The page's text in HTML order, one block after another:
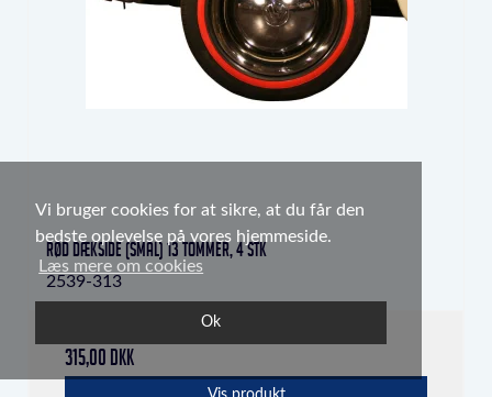
Vi bruger cookies for at sikre, at du får den
bedste oplevelse på vores hjemmeside.
Læs mere om cookies
Ok
Rød dækside (smal) 13 tommer, 4 stk
2539-313
315,00 DKK